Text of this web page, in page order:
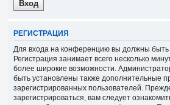
РЕГИСТРАЦИЯ
Для входа на конференцию вы должны быть
Регистрация занимает всего несколько
более широкие возможности.
быть установлены также дополнительные
зарегистрированных пользователей.
зарегистрироваться, вам следует